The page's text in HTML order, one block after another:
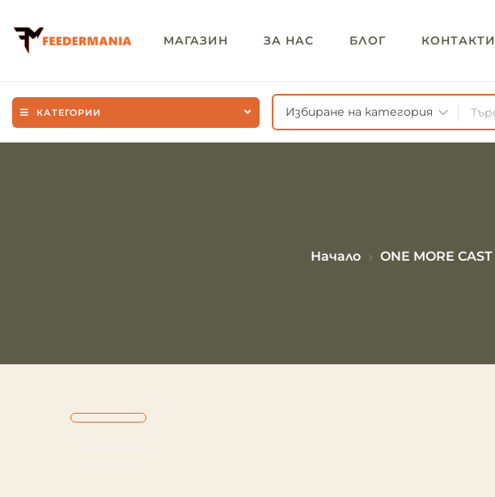
МАГАЗИН ЗА НАС БЛОГ КОНТАКТИ
КАТЕГОРИИ Избиране на категория
Начало ONE MORE CAST